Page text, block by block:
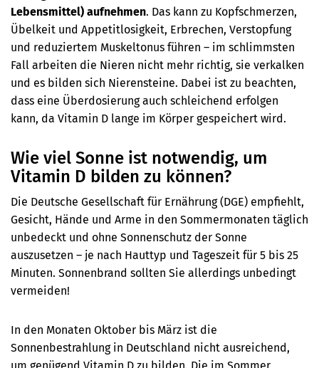
Lebensmittel) aufnehmen. Das kann zu Kopfschmerzen,
Übelkeit und Appetitlosigkeit, Erbrechen, Verstopfung
und reduziertem Muskeltonus führen – im schlimmsten
Fall arbeiten die Nieren nicht mehr richtig, sie verkalken
und es bilden sich Nierensteine. Dabei ist zu beachten,
dass eine Überdosierung auch schleichend erfolgen
kann, da Vitamin D lange im Körper gespeichert wird.
Wie viel Sonne ist notwendig, um
Vitamin D bilden zu können?
Die Deutsche Gesellschaft für Ernährung (DGE) empfiehlt,
Gesicht, Hände und Arme in den Sommermonaten täglich
unbedeckt und ohne Sonnenschutz der Sonne
auszusetzen – je nach Hauttyp und Tageszeit für 5 bis 25
Minuten. Sonnenbrand sollten Sie allerdings unbedingt
vermeiden!
In den Monaten Oktober bis März ist die
Sonnenbestrahlung in Deutschland nicht ausreichend,